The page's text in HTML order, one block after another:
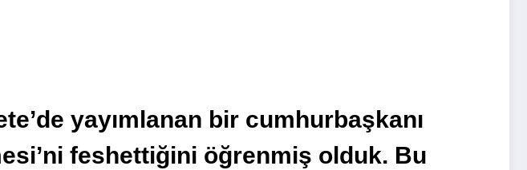
yayımlanan bir cumhurbaşkanı
feshettiğini öğrenmiş olduk. Bu